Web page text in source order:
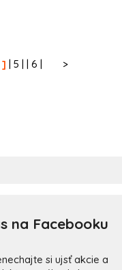
5 6 >
na Facebooku
si ujsť akcie a